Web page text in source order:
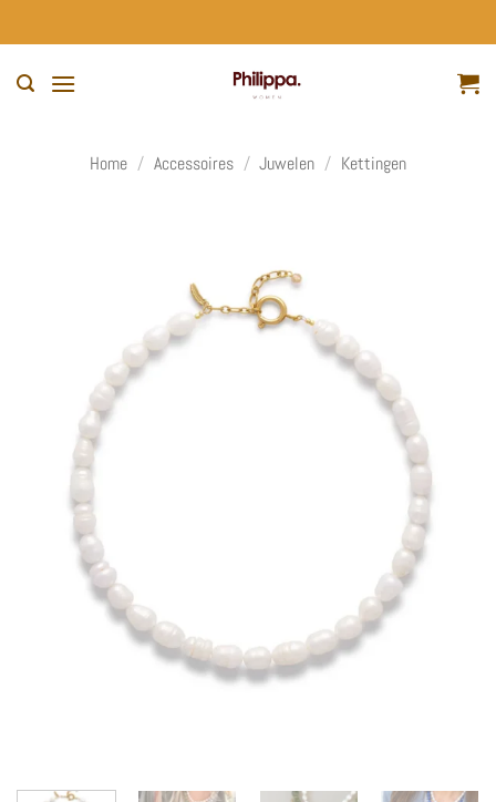
naar
Home / Accessoires / Juwelen / Kettingen